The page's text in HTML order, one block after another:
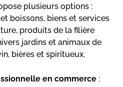
plusieurs options :
boissons, biens et services
produits de la filière
jardins et animaux de
bières et spiritueux.
en commerce :